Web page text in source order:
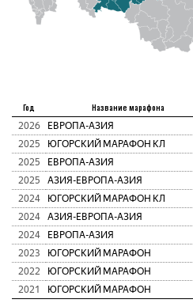
Год Название марафона
2026 ЕВРОПА-АЗИЯ
2025
ЮГОРСКИЙ МАРАФОН КЛ
2025
ЕВРОПА-АЗИЯ
2025
АЗИЯ-ЕВРОПА-АЗИЯ
2024
ЮГОРСКИЙ МАРАФОН КЛ
2024
АЗИЯ-ЕВРОПА-АЗИЯ
2024
ЕВРОПА-АЗИЯ
2023
ЮГОРСКИЙ МАРАФОН
2022
ЮГОРСКИЙ МАРАФОН
2021
ЮГОРСКИЙ МАРАФОН